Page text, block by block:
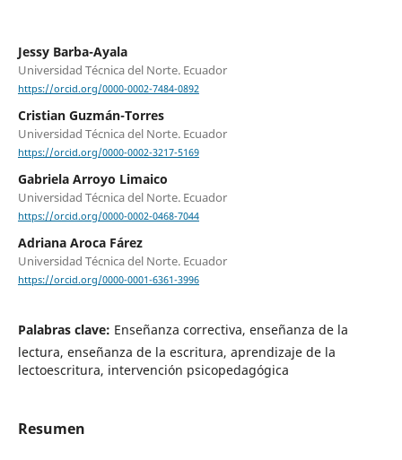
Jessy Barba-Ayala
Universidad Técnica del Norte. Ecuador
https://orcid.org/0000-0002-7484-0892
Cristian Guzmán-Torres
Universidad Técnica del Norte. Ecuador
https://orcid.org/0000-0002-3217-5169
Gabriela Arroyo Limaico
Universidad Técnica del Norte. Ecuador
https://orcid.org/0000-0002-0468-7044
Adriana Aroca Fárez
Universidad Técnica del Norte. Ecuador
https://orcid.org/0000-0001-6361-3996
Palabras clave: Enseñanza correctiva, enseñanza de la
lectura, enseñanza de la escritura, aprendizaje de la
lectoescritura, intervención psicopedagógica
Resumen